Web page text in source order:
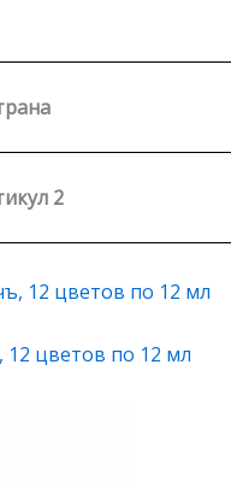
2
цветов по 12 мл